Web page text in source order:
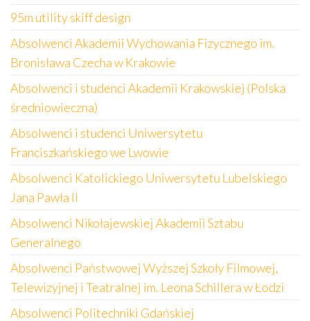
95m utility skiff design
Absolwenci Akademii Wychowania Fizycznego im.
Bronisława Czecha w Krakowie
Absolwenci i studenci Akademii Krakowskiej (Polska
średniowieczna)
Absolwenci i studenci Uniwersytetu
Franciszkańskiego we Lwowie
Absolwenci Katolickiego Uniwersytetu Lubelskiego
Jana Pawła II
Absolwenci Nikołajewskiej Akademii Sztabu
Generalnego
Absolwenci Państwowej Wyższej Szkoły Filmowej,
Telewizyjnej i Teatralnej im. Leona Schillera w Łodzi
Absolwenci Politechniki Gdańskiej